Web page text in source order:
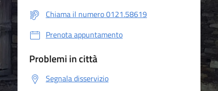
Chiama il numero 0121.58619
Prenota appuntamento
Problemi in città
Segnala disservizio